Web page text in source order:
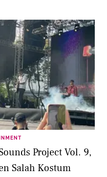
Project Vol. 9,
Salah Kostum